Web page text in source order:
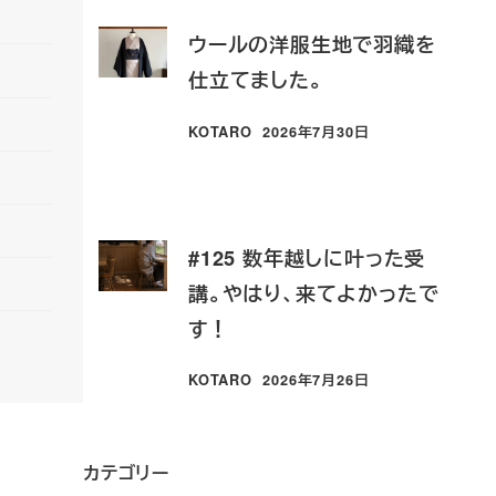
ウールの洋服生地で羽織を
仕立てました。
KOTARO
投稿日
2026年7月30日
#125 数年越しに叶った受
講。やはり、来てよかったで
す！
KOTARO
投稿日
2026年7月26日
カテゴリー